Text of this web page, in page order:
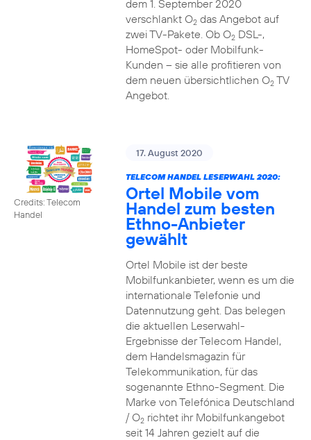
dem 1. September 2020
verschlankt O2das Angebot auf
zwei TV-Pakete. Ob O2DSL-,
HomeSpot- oder Mobilfunk-
Kunden – sie alle profitieren von
dem neuen übersichtlichen O2TV
Angebot.
Credits: Telecom
Handel
17. August 2020
TELECOM HANDEL LESERWAHL 2020:
Ortel Mobile vom
Handel zum besten
Ethno-Anbieter
gewählt
Ortel Mobile ist der beste
Mobilfunkanbieter, wenn es um die
internationale Telefonie und
Datennutzung geht. Das belegen
die aktuellen Leserwahl-
Ergebnisse der Telecom Handel,
dem Handelsmagazin für
Telekommunikation, für das
sogenannte Ethno-Segment. Die
Marke von Telefónica Deutschland
/ O2richtet ihr Mobilfunkangebot
seit 14 Jahren gezielt auf die